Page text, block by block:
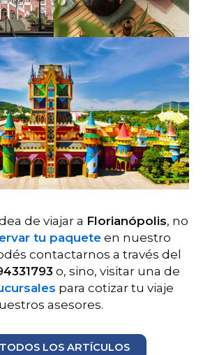
de viajar a Florianópolis, no
tu paqueteen nuestro
contactarnos a través del
o, sino, visitar una de
para cotizar tu viaje
asesores.
TODOS LOS ARTÍCULOS